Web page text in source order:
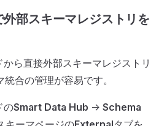
部スキーマレジストリを
ら直接外部スキーマレジストリ
合の管理が容易です。
のSmart Data Hub -> Schema